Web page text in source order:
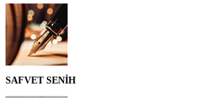
SAFVET SENİH